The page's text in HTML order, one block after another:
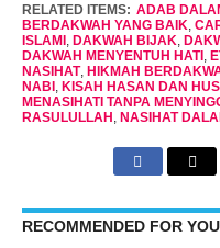
RELATED ITEMS: ADAB
BERDAKWAH YANG BAIK
ISLAMI, DAKWAH BIJAK
DAKWAH MENYENTUH HATI,
NASIHAT, HIKMAH
NABI, KISAH HASAN DAN
MENASIHATI TANPA
RASULULLAH NASIHAT
RECOMMENDED FOR YOU